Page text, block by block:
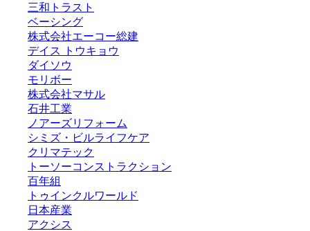
三和トラスト
ベーシング
株式会社エーコー総建
デイス トウキョウ
ダイソウ
モリボー
株式会社マサル
石井工業
ノアーズリフォーム
シミズ・ビルライフケア
クリマテック
トーソーコンストラクション
百年組
トゥインクルワールド
日本産業
アクシス